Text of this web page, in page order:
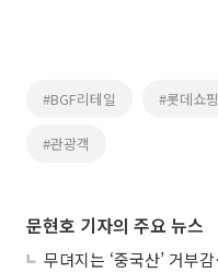
#BGF리테일 #롯데쇼핑
#관광객
문현호 기자의 주요 뉴스